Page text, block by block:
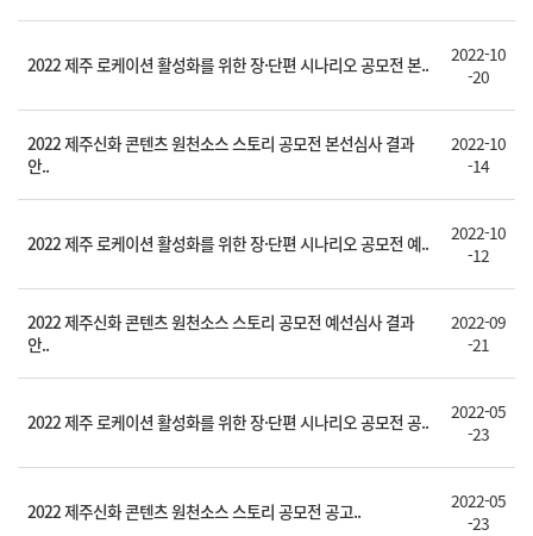
2022 제주 로케이션 활성화를 위한 장·단편 시나리오 공모전 본..
2022-10
-20
2022 제주신화 콘텐츠 원천소스 스토리 공모전 본선심사 결과
안..
2022-10
-14
2022 제주 로케이션 활성화를 위한 장·단편 시나리오 공모전 예..
2022-10
-12
2022 제주신화 콘텐츠 원천소스 스토리 공모전 예선심사 결과
안..
2022-09
-21
2022 제주 로케이션 활성화를 위한 장·단편 시나리오 공모전 공..
2022-05
-23
2022 제주신화 콘텐츠 원천소스 스토리 공모전 공고..
2022-05
-23